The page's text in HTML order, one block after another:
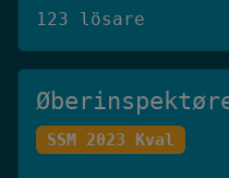
123 lösare
SSM 2023 Kval